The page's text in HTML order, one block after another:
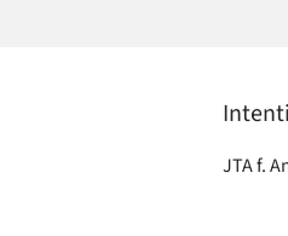
JTA f.